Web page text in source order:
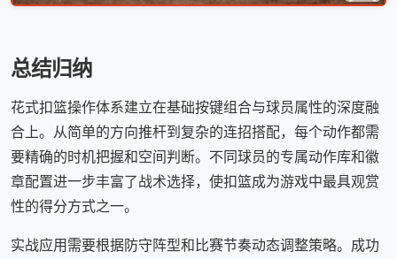
总结归纳
花式扣篮操作体系建立在基础按键组合与球员属性的深度融
合上。从简单的方向推杆到复杂的连招搭配，每个动作都需
要精确的时机把握和空间判断。不同球员的专属动作库和徽
章配置进一步丰富了战术选择，使扣篮成为游戏中最具观赏
性的得分方式之一。
实战应用需要根据防守阵型和比赛节奏动态调整策略。成功